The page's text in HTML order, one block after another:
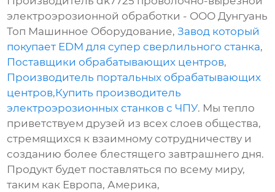
электроэрозионной обработки - ООО Дунгуань
Топ Машинное Оборудование,Завод который
покупает EDM для супер сверлильного станка,
Поставщики обрабатывающих центров,
Производитель портальных обрабатывающих
центров,Купить производитель
электроэрозионных станков с ЧПУ. Мы тепло
приветствуем друзей из всех слоев общества,
стремящихся к взаимному сотрудничеству и
созданию более блестящего завтрашнего дня.
Продукт будет поставляться по всему миру,
таким как Европа, Америка,